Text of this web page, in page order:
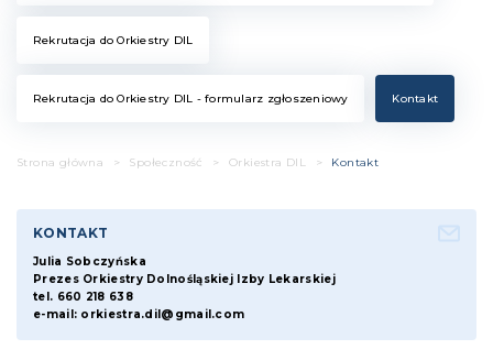
Rekrutacja do Orkiestry DIL
Rekrutacja do Orkiestry DIL - formularz zgłoszeniowy Kontakt
Strona główna > Społeczność > Orkiestra DIL > Kontakt
KONTAKT
Julia Sobczyńska
Prezes Orkiestry Dolnośląskiej Izby Lekarskiej
tel. 660 218 638
e-mail: orkiestra.dil@gmail.com